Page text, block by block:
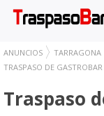
ANUNCIOS TARRAGONA
TRASPASO DE
Traspaso